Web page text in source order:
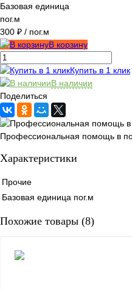
Базовая единица
пог.м
300 ₽ / пог.м
В корзину
Купить в 1 клик
В наличии
Поделиться
Профессиональная помощь в
Характеристики
Прочие
Базовая единица пог.м
Похожие товары (8)